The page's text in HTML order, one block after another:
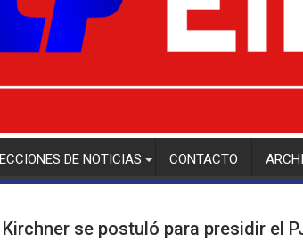
DE NOTICIAS CONTACTO
se postuló para presidir el